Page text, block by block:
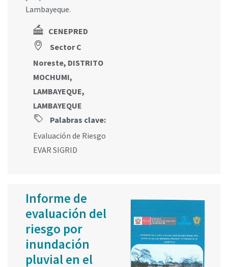
Lambayeque.
CENEPRED
Sector C
Noreste, DISTRITO
MOCHUMI,
LAMBAYEQUE,
LAMBAYEQUE
Palabras clave:
Evaluación de Riesgo
EVAR SIGRID
Informe de
evaluación del
riesgo por
inundación
pluvial en el